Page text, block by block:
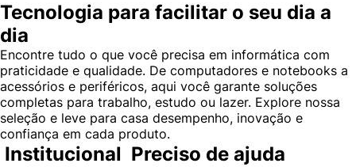
Tecnologia para facilitar o seu dia a
dia
Encontre tudo o que você precisa em informática com
praticidade e qualidade. De computadores e notebooks a
acessórios e periféricos, aqui você garante soluções
completas para trabalho, estudo ou lazer. Explore nossa
seleção e leve para casa desempenho, inovação e
confiança em cada produto.
Institucional Preciso de ajuda